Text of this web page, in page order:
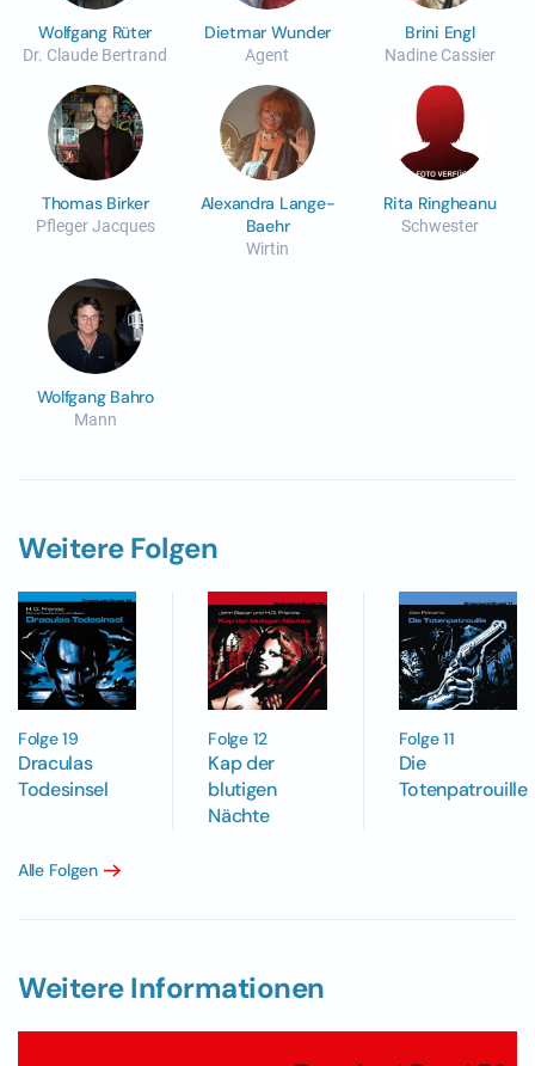
Wolfgang Rüter
Dr. Claude Bertrand
Dietmar Wunder
Agent
Brini Engl
Nadine Cassier
Thomas Birker
Pfleger Jacques
Alexandra Lange-
Baehr
Wirtin
Rita Ringheanu
Schwester
Wolfgang Bahro
Mann
Weitere Folgen
Folge 19
Draculas
Todesinsel
Folge 12
Kap der
blutigen
Nächte
Folge 11
Die
Totenpatrouille
Alle Folgen
Weitere Informationen